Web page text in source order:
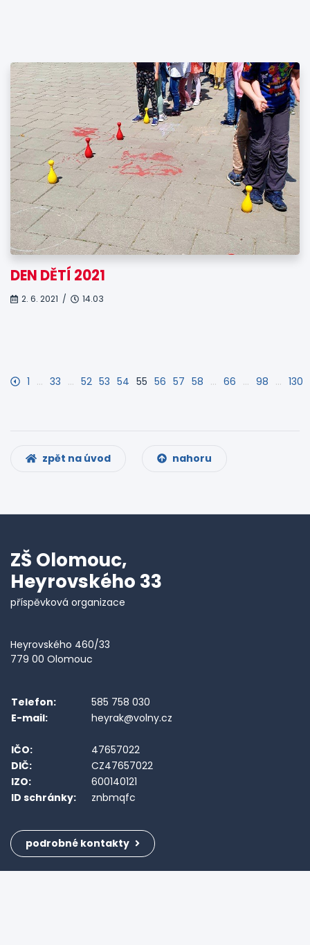
DEN DĚTÍ 2021
2. 6. 2021 / 14.03
1 … 33 … 52 53 54 55 56 57 58 … 66 … 98 … 130
zpět na úvod nahoru
ZŠ Olomouc,
Heyrovského 33
příspěvková organizace
Heyrovského 460/33
779 00 Olomouc
Telefon:
585 758 030
E-mail:
heyrak@volny.cz
IČO:
47657022
DIČ:
CZ47657022
IZO:
600140121
ID schránky:
znbmqfc
podrobné kontakty